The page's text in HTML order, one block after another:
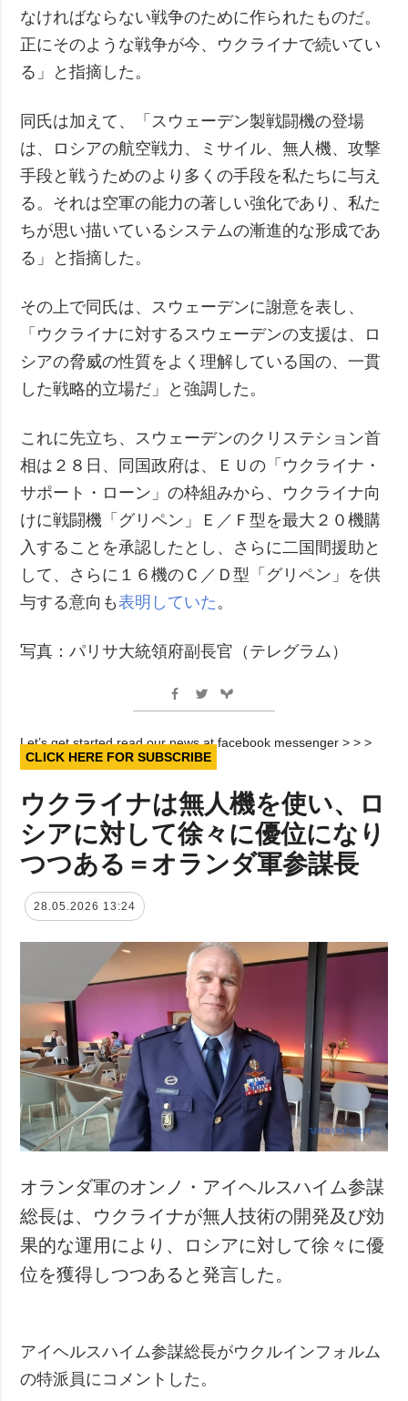
なければならない戦争のために作られたものだ。
正にそのような戦争が今、ウクライナで続いてい
る」と指摘した。
同氏は加えて、「スウェーデン製戦闘機の登場
は、ロシアの航空戦力、ミサイル、無人機、攻撃
手段と戦うためのより多くの手段を私たちに与え
る。それは空軍の能力の著しい強化であり、私た
ちが思い描いているシステムの漸進的な形成であ
る」と指摘した。
その上で同氏は、スウェーデンに謝意を表し、
「ウクライナに対するスウェーデンの支援は、ロ
シアの脅威の性質をよく理解している国の、一貫
した戦略的立場だ」と強調した。
これに先立ち、スウェーデンのクリステション首
相は２８日、同国政府は、ＥＵの「ウクライナ・
サポート・ローン」の枠組みから、ウクライナ向
けに戦闘機「グリペン」Ｅ／Ｆ型を最大２０機購
入することを承認したとし、さらに二国間援助と
して、さらに１６機のＣ／Ｄ型「グリペン」を供
与する意向も表明していた 。
写真：パリサ大統領府副長官（テレグラム）
Let’s get started read our news at facebook messenger > > >
CLICK HERE FOR SUBSCRIBE
ウクライナは無人機を使い、ロ
シアに対して徐々に優位になり
つつある＝オランダ軍参謀長
28.05.2026 13:24
オランダ軍のオンノ・アイヘルスハイム参謀
総長は、ウクライナが無人技術の開発及び効
果的な運用により、ロシアに対して徐々に優
位を獲得しつつあると発言した。
アイヘルスハイム参謀総長がウクルインフォルム
の特派員にコメントした。